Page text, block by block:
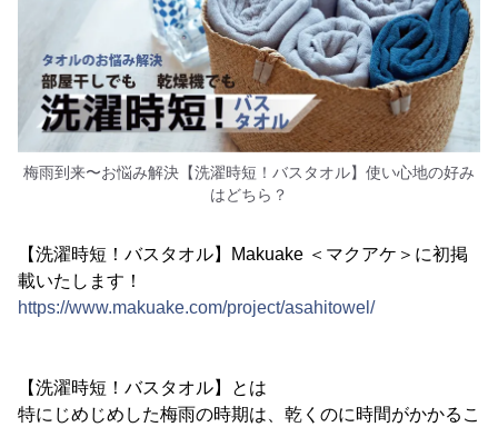
梅雨到来〜お悩み解決【洗濯時短！バスタオル】使い心地の好み
はどちら？
【洗濯時短！バスタオル】Makuake ＜マクアケ＞に初掲
載いたします！
https://www.makuake.com/project/asahitowel/
【洗濯時短！バスタオル】とは
特にじめじめした梅雨の時期は、乾くのに時間がかかるこ